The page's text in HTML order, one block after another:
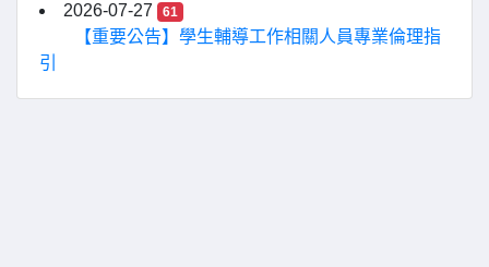
2026-07-27
61
【重要公告】學生輔導工作相關人員專業倫理指
引